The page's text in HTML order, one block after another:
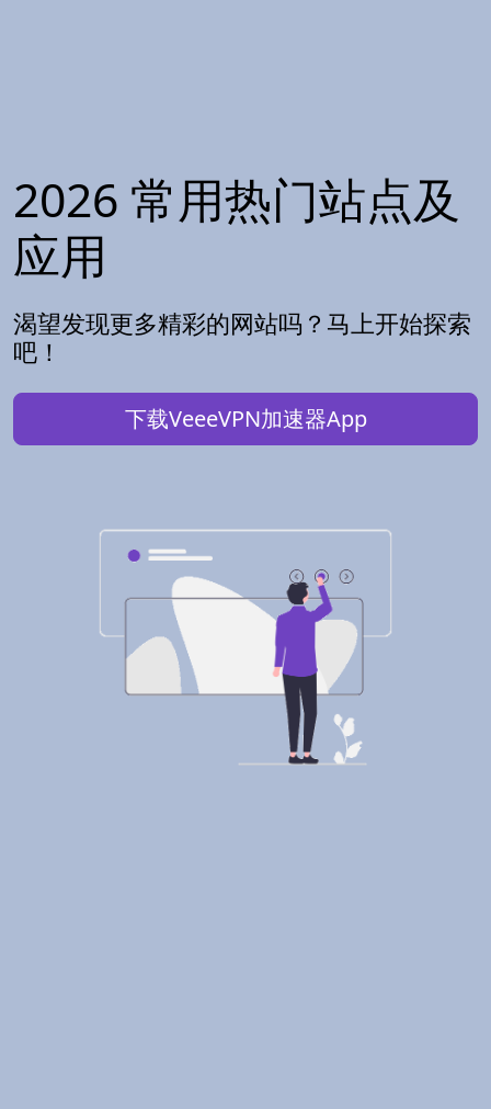
2026 常用热门站点及
应用
渴望发现更多精彩的网站吗？马上开始探索
吧！
下载VeeeVPN加速器App